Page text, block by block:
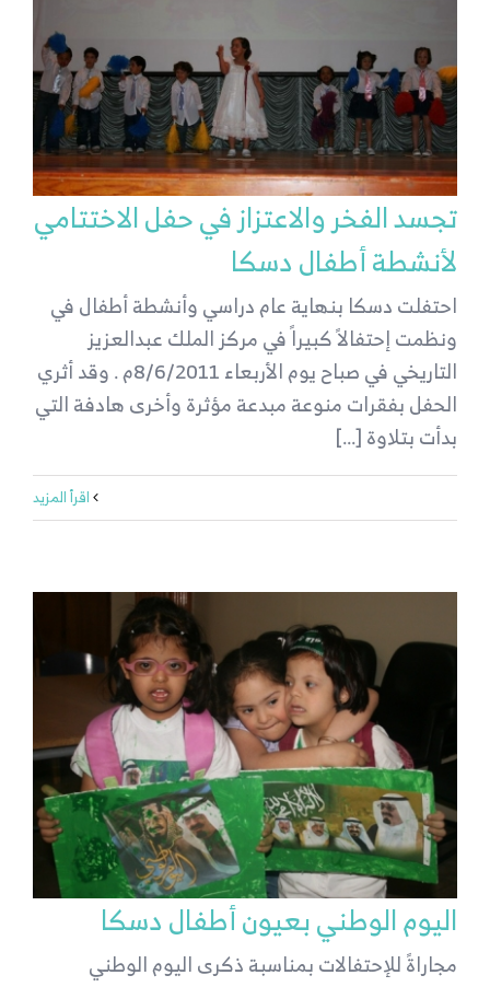
تجسد الفخر والاعتزاز في حفل الاختتامي
لأنشطة أطفال دسكا
احتفلت دسكا بنهاية عام دراسي وأنشطة أطفال في
ونظمت إحتفالاً كبيراً في مركز الملك عبدالعزيز
التاريخي في صباح يوم الأربعاء 8/6/2011م . وقد أثري
الحفل بفقرات منوعة مبدعة مؤثرة وأخرى هادفة التي
بدأت بتلاوة [...]
اليوم الوطني بعيون أطفال دسكا
مجاراةً للإحتفالات بمناسبة ذكرى اليوم الوطني